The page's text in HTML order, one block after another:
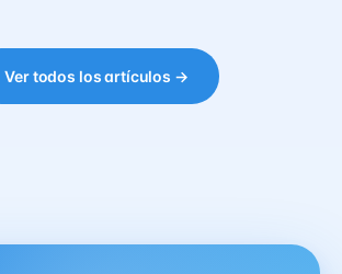
Ver todos los artículos →